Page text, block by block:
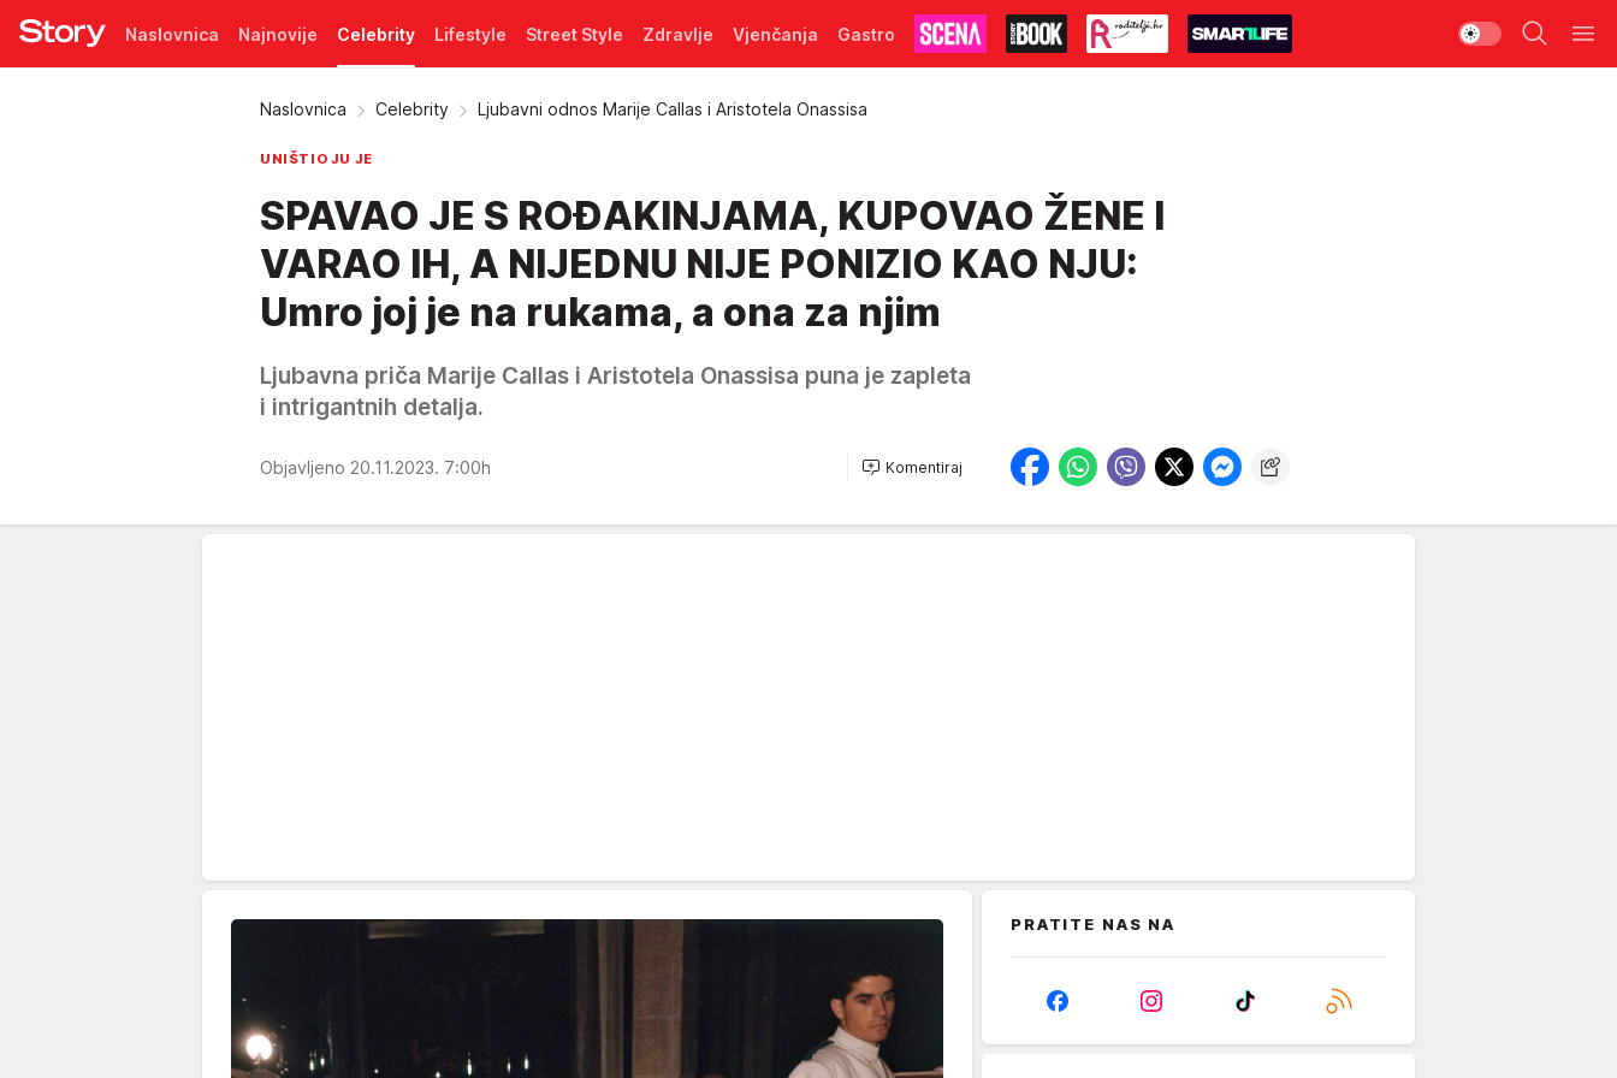
Naslovnica Najnovije Celebrity Lifestyle Street Style Zdravlje Vjenčanja Gastro
Naslovnica Celebrity Ljubavni odnos Marije Callas i Aristotela Onassisa
UNIŠTIO JU JE
SPAVAO JE S ROĐAKINJAMA, KUPOVAO ŽENE I
VARAO IH, A NIJEDNU NIJE PONIZIO KAO NJU:
Umro joj je na rukama, a ona za njim
Ljubavna priča Marije Callas i Aristotela Onassisa puna je zapleta
i intrigantnih detalja.
Objavljeno 20.11.2023. 7:00h Komentiraj
PRATITE NAS NA